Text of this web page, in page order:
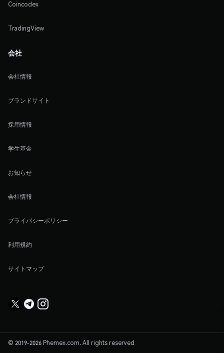
Coincodex
TradingView
会社
会社情報
ブランドサイト
採用情報
学生基金
お知らせ
会社情報
プライバシーポリシー
利用規約
サイトマップ
© 2019-2026 Phemex.com. All rights reserved